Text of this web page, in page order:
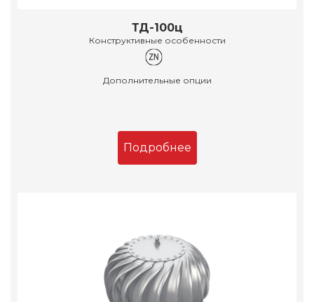
ТД-100ц
Конструктивные особенности
Дополнительные опции
Подробнее